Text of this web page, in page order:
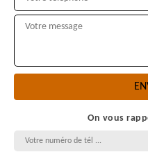
On vous